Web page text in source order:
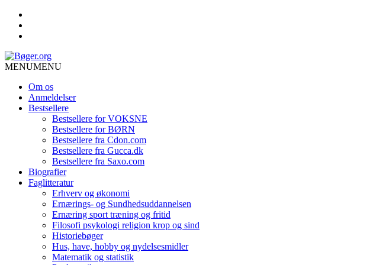
MENUMENU
Om os
Anmeldelser
Bestsellere
Bestsellere for VOKSNE
Bestsellere for BØRN
Bestsellere fra Cdon.com
Bestsellere fra Gucca.dk
Bestsellere fra Saxo.com
Biografier
Faglitteratur
Erhverv og økonomi
Ernærings- og Sundhedsuddannelsen
Ernæring sport træning og fritid
Filosofi psykologi religion krop og sind
Historiebøger
Hus, have, hobby og nydelsesmidler
Matematik og statistik